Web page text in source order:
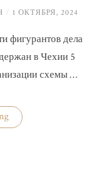
/ 1 ОКТЯБРЯ, 2024
фигурантов дела
в Чехии 5
схемы …
«Задержан
организатор